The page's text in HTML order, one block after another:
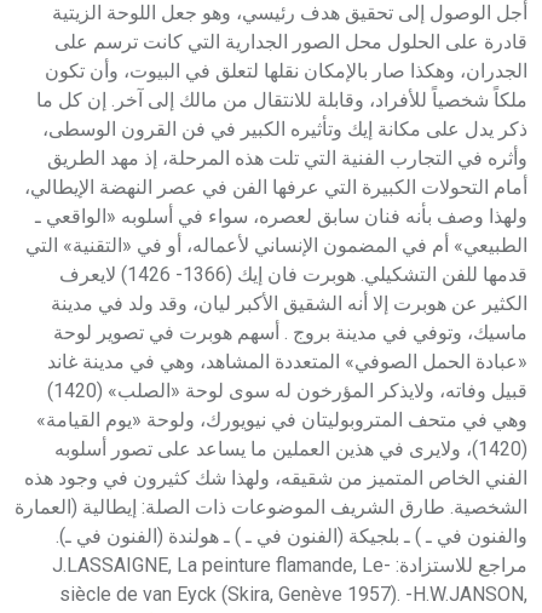
أجل الوصول إلى تحقيق هدف رئيسي، وهو جعل اللوحة الزيتية
قادرة على الحلول محل الصور الجدارية التي كانت ترسم على
الجدران، وهكذا صار بالإمكان نقلها لتعلق في البيوت، وأن تكون
ملكاً شخصياً للأفراد، وقابلة للانتقال من مالك إلى آخر. إن كل ما
ذكر يدل على مكانة إيك وتأثيره الكبير في فن القرون الوسطى،
وأثره في التجارب الفنية التي تلت هذه المرحلة، إذ مهد الطريق
أمام التحولات الكبيرة التي عرفها الفن في عصر النهضة الإيطالي،
ولهذا وصف بأنه فنان سابق لعصره، سواء في أسلوبه «الواقعي ـ
الطبيعي» أم في المضمون الإنساني لأعماله، أو في «التقنية» التي
قدمها للفن التشكيلي. هوبرت فان إيك (1366- 1426) لايعرف
الكثير عن هوبرت إلا أنه الشقيق الأكبر ليان، وقد ولد في مدينة
ماسيك، وتوفي في مدينة بروج . أسهم هوبرت في تصوير لوحة
«عبادة الحمل الصوفي» المتعددة المشاهد، وهي في مدينة غاند
قبيل وفاته، ولايذكر المؤرخون له سوى لوحة «الصلب» (1420)
وهي في متحف المتروبوليتان في نيويورك، ولوحة «يوم القيامة»
(1420)، ولايرى في هذين العملين ما يساعد على تصور أسلوبه
الفني الخاص المتميز من شقيقه، ولهذا شك كثيرون في وجود هذه
الشخصية. طارق الشريف الموضوعات ذات الصلة: إيطالية (العمارة
والفنون في ـ ) ـ بلجيكة (الفنون في ـ ) ـ هولندة (الفنون في ـ).
مراجع للاستزادة: -J.LASSAIGNE, La peinture flamande, Le
siècle de van Eyck (Skira, Genève 1957). -H.W.JANSON,